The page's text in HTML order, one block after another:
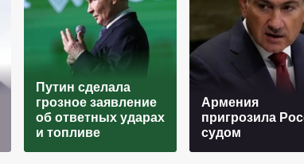
Путин сделала
грозное заявление
об ответных ударах
и топливе
Армения
пригрозила
судом